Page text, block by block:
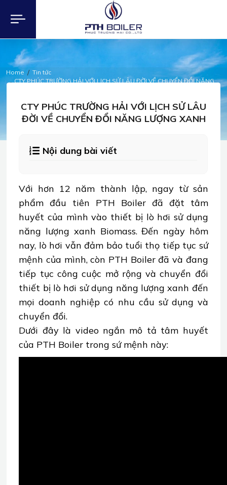
Home
Tin tức
CTY PHÚC TRƯỜNG HẢI VỚI LỊCH SỬ LÂU ĐỜI VỀ CHUYỂN ĐỔI NĂNG
TIN TỨC
CTY PHÚC TRƯỜNG HẢI VỚI LỊCH SỬ LÂU
ĐỜI VỀ CHUYỂN ĐỔI NĂNG LƯỢNG XANH
Nội dung bài viết
Với hơn 12 năm thành lập, ngay từ sản
phẩm đầu tiên PTH Boiler đã đặt tâm
huyết của mình vào thiết bị lò hơi sử dụng
năng lượng xanh Biomass. Đến ngày hôm
nay, lò hơi vẫn đảm bảo tuổi thọ tiếp tục sứ
mệnh của mình, còn PTH Boiler đã và đang
tiếp tục công cuộc mở rộng và chuyển đổi
thiết bị lò hơi sử dụng năng lượng xanh đến
mọi doanh nghiệp có nhu cầu sử dụng và
chuyển đổi.
Dưới đây là video ngắn mô tả tâm huyết
của PTH Boiler trong sứ mệnh này: